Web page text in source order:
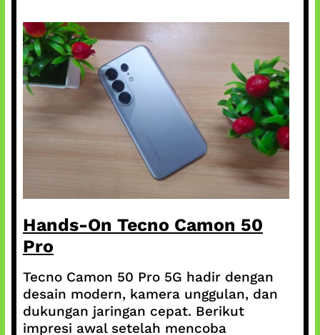
Hands-On Tecno Camon 50
Pro
Tecno Camon 50 Pro 5G hadir dengan
desain modern, kamera unggulan, dan
dukungan jaringan cepat. Berikut
impresi awal setelah mencoba